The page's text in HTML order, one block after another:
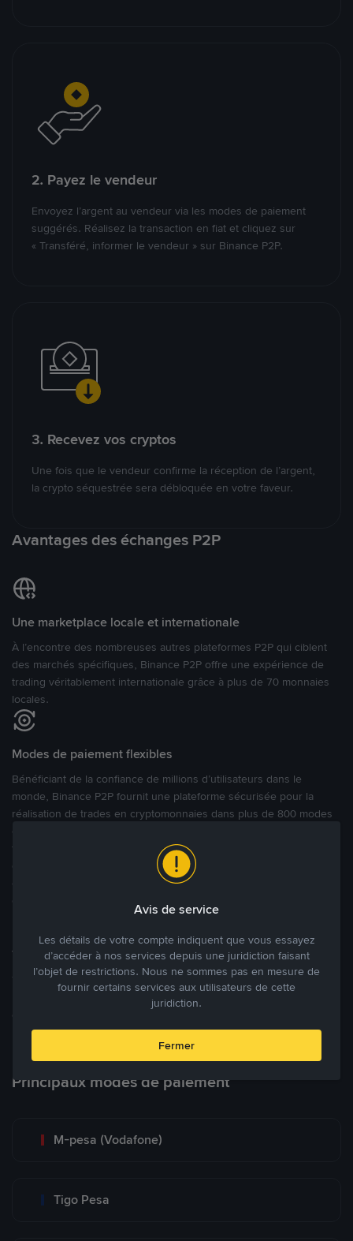
2. Payez le vendeur
Envoyez l’argent au vendeur via les modes de paiement
suggérés. Réalisez la transaction en fiat et cliquez sur
« Transféré, informer le vendeur » sur Binance P2P.
3. Recevez vos cryptos
Une fois que le vendeur confirme la réception de l’argent,
la crypto séquestrée sera débloquée en votre faveur.
Avantages des échanges P2P
Une marketplace locale et internationale
À l’encontre des nombreuses autres plateformes P2P qui ciblent
des marchés spécifiques, Binance P2P offre une expérience de
trading véritablement internationale grâce à plus de 70 monnaies
locales.
Modes de paiement flexibles
Bénéficiant de la confiance de millions d’utilisateurs dans le
monde, Binance P2P fournit une plateforme sécurisée pour la
réalisation de trades en cryptomonnaies dans plus de 800 modes
facilement acheter, vendre et trader des cryptomonnaies
directement avec d’autres utilisateurs, tout en définissant leurs prix
et leurs modes de paiement préférés sur une Marketplace de
Tradez à des prix avantageux pour vous
Tradez des cryptos en étant libres d’acheter et de vendre à votre
prix. Achetez ou vendez à partir des offres existantes, ou créez
Blog P2P Voir plus
Principaux modes de paiement
M-pesa (Vodafone)
Tigo Pesa
Avis de service
Les détails de votre compte indiquent que vous essayez
d’accéder à nos services depuis une juridiction faisant
l’objet de restrictions. Nous ne sommes pas en mesure de
fournir certains services aux utilisateurs de cette
juridiction.
Fermer